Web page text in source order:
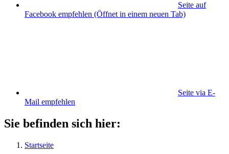
Seite auf
Facebook empfehlen (Öffnet in einem neuen Tab)
Seite via E-
Mail empfehlen
Sie befinden sich hier:
Startseite